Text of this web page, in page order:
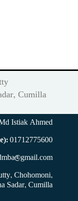
Cumilla
Istiak Ahmed
01712775600
Chohomoni,
Sadar, Cumilla